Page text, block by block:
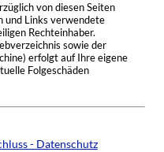
von diesen Seiten
und Links verwendete
Rechteinhaber.
sowie der
erfolgt auf Ihre eigene
Folgeschäden
- Datenschutz